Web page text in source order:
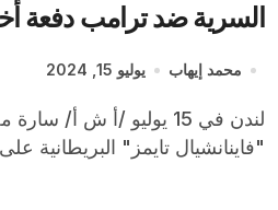
السرية ضد ترامب دفعة
محمد إيهاب يوليو 15, 2024
لندن في 15 يوليو /أ ش أ/ سارة مصطفى علّقت صحيفة
"فاينانشيال تايمز" البريطانية